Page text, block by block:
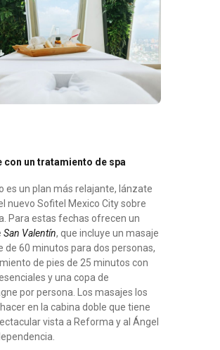
con un tratamiento de spa
es un plan más relajante, lánzate
nuevo Sofitel Mexico City sobre
Para estas fechas ofrecen un
San Valentín, que incluye un masaje
de 60 minutos para dos personas,
de pies de 25 minutos con
y una copa de
por persona. Los masajes los
en la cabina doble que tiene
vista a Reforma y al Ángel